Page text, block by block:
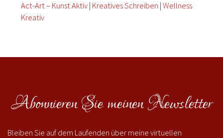
Act-Art – Kunst Aktiv | Kreatives Schreiben |Wellness
Kreativ
Abonnieren Sie meinen Newsletter
Bleiben Sie auf dem Laufenden über meine virtuellen